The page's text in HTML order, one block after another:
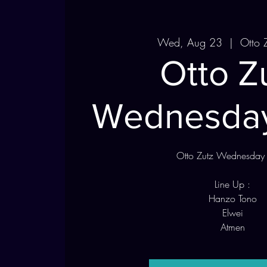
Wed, Aug 23
  |
Otto
Otto
Otto Zutz Wednesday
Line Up :
Hanzo Tono
Elwei